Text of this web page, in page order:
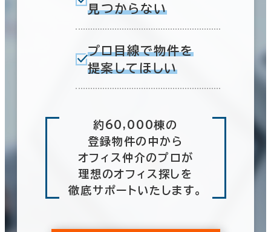
見つからない
プロ目線で物件を
提案してほしい
約60,000棟の
登録物件の中から
オフィス仲介のプロが
理想のオフィス探しを
徹底サポートいたします。